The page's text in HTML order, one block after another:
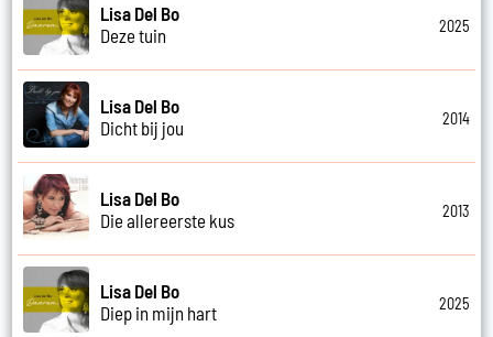
Lisa Del Bo
Deze tuin
2025
Lisa Del Bo
Dicht bij jou
2014
Lisa Del Bo
Die allereerste kus
2013
Lisa Del Bo
Diep in mijn hart
2025